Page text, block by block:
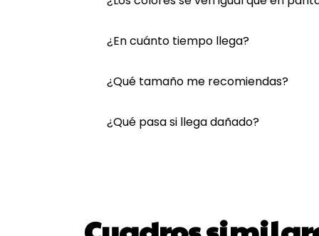
¿En cuánto tiempo llega?
¿Qué tamaño me recomiendas?
¿Qué pasa si llega dañado?